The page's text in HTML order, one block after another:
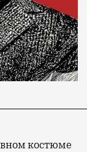
костюме